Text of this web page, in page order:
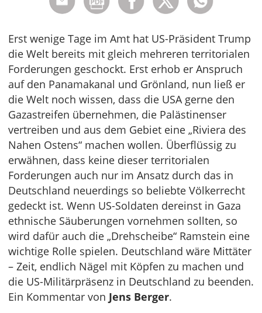
Erst wenige Tage im Amt hat US-Präsident Trump
die Welt bereits mit gleich mehreren territorialen
Forderungen geschockt. Erst erhob er Anspruch
auf den Panamakanal und Grönland, nun ließ er
die Welt noch wissen, dass die USA gerne den
Gazastreifen übernehmen, die Palästinenser
vertreiben und aus dem Gebiet eine „Riviera des
Nahen Ostens“ machen wollen. Überflüssig zu
erwähnen, dass keine dieser territorialen
Forderungen auch nur im Ansatz durch das in
Deutschland neuerdings so beliebte Völkerrecht
gedeckt ist. Wenn US-Soldaten dereinst in Gaza
ethnische Säuberungen vornehmen sollten, so
wird dafür auch die „Drehscheibe“ Ramstein eine
wichtige Rolle spielen. Deutschland wäre Mittäter
– Zeit, endlich Nägel mit Köpfen zu machen und
die US-Militärpräsenz in Deutschland zu beenden.
Ein Kommentar von Jens Berger.